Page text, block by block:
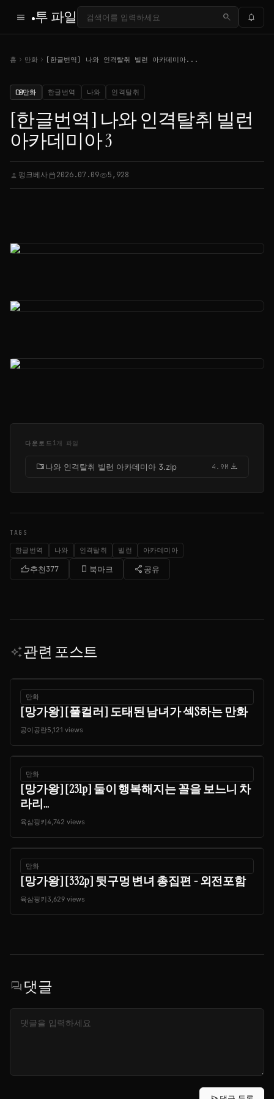
menu 투 파일 search notifications
홈 chevron_right 만화 chevron_right [한글번역] 나와 인격탈취 빌런 아카데미아...
menu_book만화 한글번역 나와 인격탈취
[한글번역] 나와 인격탈취 빌런
아카데미아 3
person 펑크베사calendar_today2026.07.09visibility5,928
다운로드 1개 파일
folder_zip나와 인격탈취 빌런 아카데미아 3.zip 4.9M download
TAGS
한글번역 나와 인격탈취 빌런 아카데미아
thumb_up추천377 bookmark_border 북마크 share 공유
auto_awesome관련 포스트
만화
[망가왕] [풀컬러] 도태된 남녀가 섹S하는 만화
공이공란5,121 views
만화
[망가왕] [231p] 둘이 행복해지는 꼴을 보느니 차
라리...
육삼핑키4,742 views
만화
[망가왕] [332p] 뒷구멍 변녀 총집편 - 외전포함
육삼핑키 3,629 views
forum댓글